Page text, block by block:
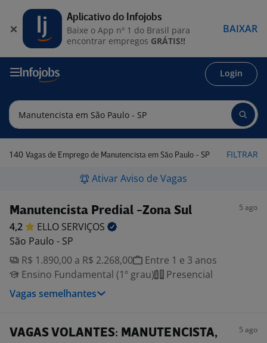
Login
140 Vagas de Emprego de Manutencista em São Paulo - SP FILTRAR
Ativar Aviso de Vagas
Manutencista Predial -Zona Sul 5 ago
4,2 ELLO SERVIÇOS
São Paulo - SP
R$ 1.890,00 a R$ 2.268,00
Entre 1 e 3 anos
Ensino Fundamental (1º grau)
Presencial
Vagas semelhantes
VAGAS VOLANTES: MANUTENCISTA,
5 ago
Aplicativo do Infojobs
Baixe o App nº 1 do Brasil para
encontrar empregos GRÁTIS!!
BAIXAR